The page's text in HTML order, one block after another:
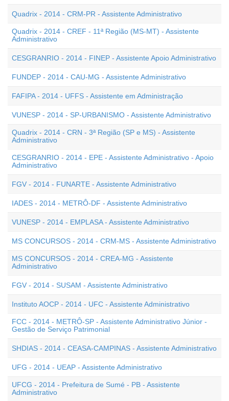
Quadrix - 2014 - CRM-PR - Assistente Administrativo
Quadrix - 2014 - CREF - 11ª Região (MS-MT) - Assistente
Administrativo
CESGRANRIO - 2014 - FINEP - Assistente Apoio Administrativo
FUNDEP - 2014 - CAU-MG - Assistente Administrativo
FAFIPA - 2014 - UFFS - Assistente em Administração
VUNESP - 2014 - SP-URBANISMO - Assistente Administrativo
Quadrix - 2014 - CRN - 3ª Região (SP e MS) - Assistente
Administrativo
CESGRANRIO - 2014 - EPE - Assistente Administrativo - Apoio
Administrativo
FGV - 2014 - FUNARTE - Assistente Administrativo
IADES - 2014 - METRÔ-DF - Assistente Administrativo
VUNESP - 2014 - EMPLASA - Assistente Administrativo
MS CONCURSOS - 2014 - CRM-MS - Assistente Administrativo
MS CONCURSOS - 2014 - CREA-MG - Assistente
Administrativo
FGV - 2014 - SUSAM - Assistente Administrativo
Instituto AOCP - 2014 - UFC - Assistente Administrativo
FCC - 2014 - METRÔ-SP - Assistente Administrativo Júnior -
Gestão de Serviço Patrimonial
SHDIAS - 2014 - CEASA-CAMPINAS - Assistente Administrativo
UFG - 2014 - UEAP - Assistente Administrativo
UFCG - 2014 - Prefeitura de Sumé - PB - Assistente
Administrativo